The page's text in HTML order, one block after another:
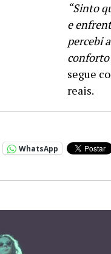
“Sinto
e
percebi
conforto
segue
reais.
WhatsApp